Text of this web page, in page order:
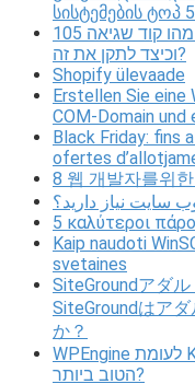
სისტემების ტოპ
מהו קוד שגיאה 105 (net :: ERR_NAME_NOT_RESOLVED)
וכיצד לתקן את זה?
Shopify ülevaade
Erstellen Sie eine
COM-Domain
Black Friday: fins
ofertes
8 웹 개발자를위
سایت نیاز دارید؟
5 καλύτεροι
Kaip naudoti
svetaines
SiteGroundアダ
SiteGroundはア
か？
WPEngine לעומת Kinsta - איזה מארח וורדפרס מנוהל הוא
הטוב ביותר?